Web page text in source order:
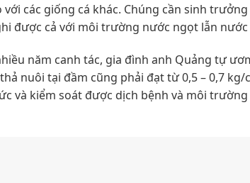
các giống cá khác. Chúng cần sinh
được cả với môi trường nước ngọt lẫn nước
năm canh tác, gia đình anh Quảng tự
nuôi tại đầm cũng phải đạt từ 0,5 – 0,7
và kiểm soát được dịch bệnh và môi